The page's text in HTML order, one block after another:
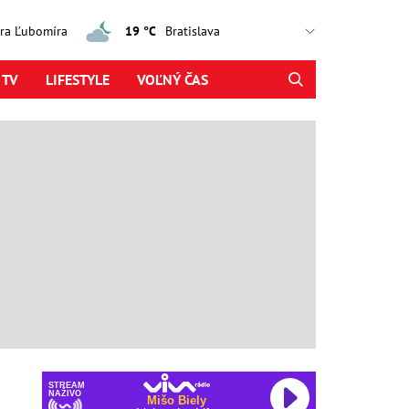
Ľubomíra 19 °C
LIFESTYLE VOĽNÝ ČAS
STREAM
NAŽIVO
Mišo Biely